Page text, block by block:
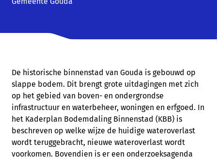
De historische binnenstad van Gouda is gebouwd op
slappe bodem. Dit brengt grote uitdagingen met zich
op het gebied van boven- en ondergrondse
infrastructuur en waterbeheer, woningen en erfgoed. In
het Kaderplan Bodemdaling Binnenstad (KBB) is
beschreven op welke wijze de huidige wateroverlast
wordt teruggebracht, nieuwe wateroverlast wordt
voorkomen. Bovendien is er een onderzoeksagenda